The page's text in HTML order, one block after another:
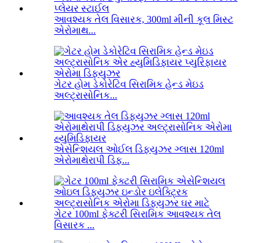
આવશ્યક તેલ વિસારક, 300ml મીની કૂલ મિસ્ટ
એરોમાથ...
ગેટર હોમ ડેકોરેટિવ સિરામિક હેન્ડ મેઇડ
અલ્ટ્રાસોનિક...
એસેન્શિયલ ઓઈલ ડિફ્યુઝર ગ્લાસ 120ml
એરોમાથેરાપી ડિફ...
ગેટર 100ml ફેક્ટરી સિરામિક આવશ્યક તેલ
વિસારક ...